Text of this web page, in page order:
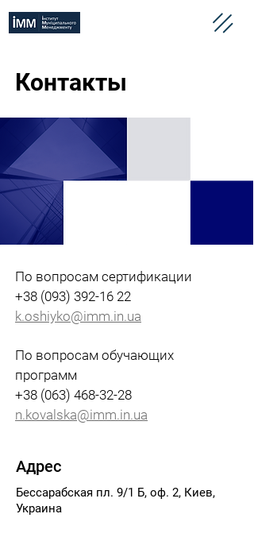
Контакты
По вопросам сертификации
+38 (093) 392-16 22
k.oshiyko@imm.in.ua
По вопросам обучающих
программ
+38 (063) 468-32-28
n.kovalska@imm.in.ua
Адрес
Бессарабская пл. 9/1 Б, оф. 2, Киев,
Украина